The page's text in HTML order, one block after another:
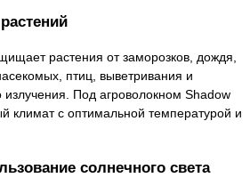
растения от заморозков, дождя,
птиц, выветривания и
излучения. Под агроволокном Shadow
климат с оптимальной температурой и
солнечного света